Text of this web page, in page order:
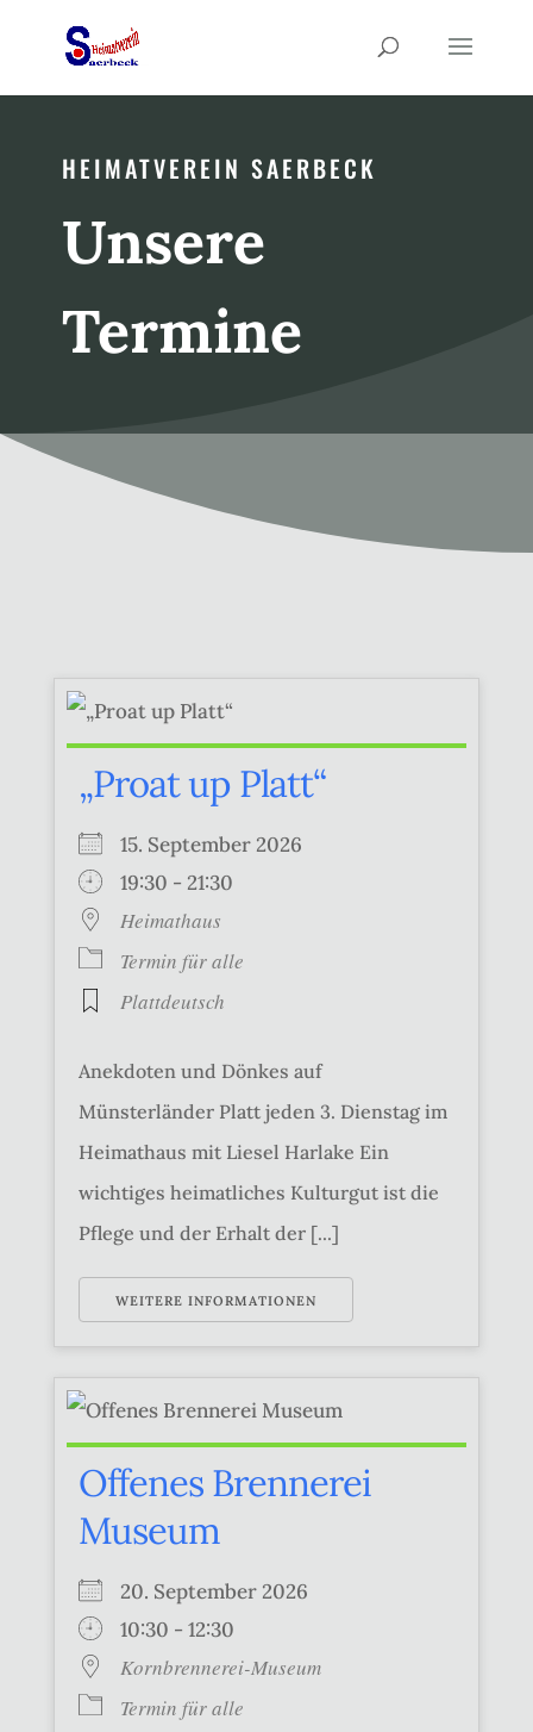
HEIMATVEREIN SAERBECK
Unsere
Termine
„Proat up Platt“
15. September 2026
19:30 - 21:30
Heimathaus
Termin für alle
Plattdeutsch
Anekdoten und Dönkes auf
Münsterländer Platt jeden 3. Dienstag im
Heimathaus mit Liesel Harlake Ein
wichtiges heimatliches Kulturgut ist die
Pflege und der Erhalt der [...]
WEITERE INFORMATIONEN
Offenes Brennerei
Museum
20. September 2026
10:30 - 12:30
Kornbrennerei-Museum
Termin für alle